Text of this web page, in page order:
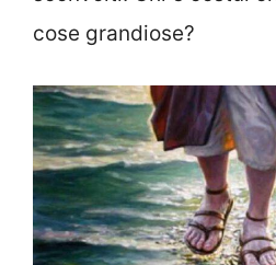
cose grandiose?